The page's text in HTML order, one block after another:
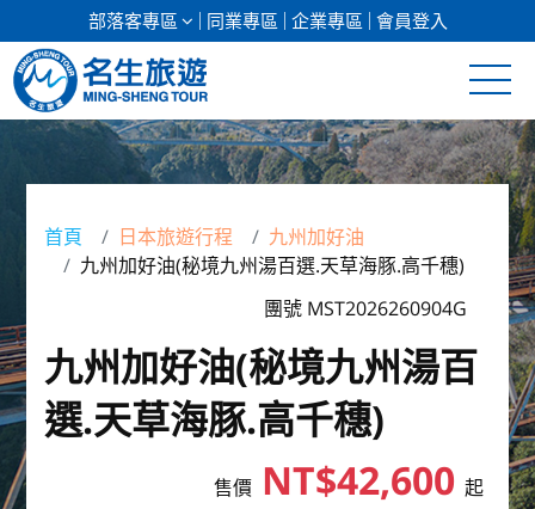
部落客專區 同業專區 企業專區 會員登入
清倉促銷
郵輪假期
海島假期
韓國
東南亞
首頁 日本旅遊行程
九州加好油
九州加好油(秘境九州湯百選.天草海豚.高千穗)
團號 MST2026260904G
九州加好油(秘境九州湯百
選.天草海豚.高千穗)
售價NT$42,600 起